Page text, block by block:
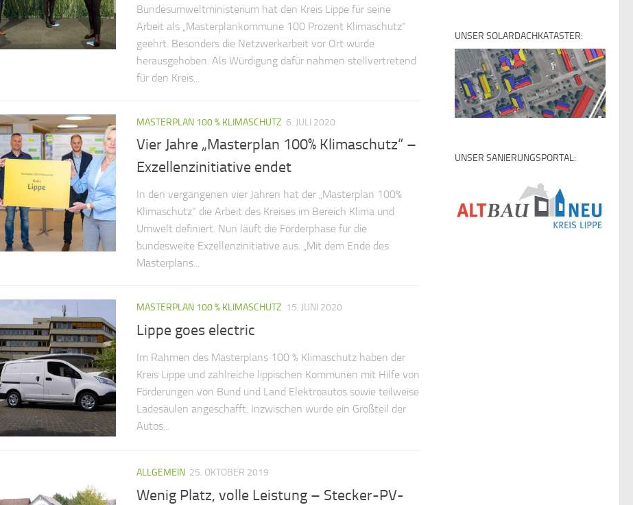
Bundesumweltministerium hat den Kreis Lippe für seine
Arbeit als „Masterplankommune 100 Prozent Klimaschutz“
geehrt. Besonders die Netzwerkarbeit vor Ort wurde
herausgehoben. Als Würdigung dafür nahmen stellvertretend
für den Kreis...
MASTERPLAN 100 % KLIMASCHUTZ 6. JULI 2020
Vier Jahre „Masterplan 100% Klimaschutz“ –
Exzellenzinitiative endet
In den vergangenen vier Jahren hat der „Masterplan 100%
Klimaschutz“ die Arbeit des Kreises im Bereich Klima und
Umwelt definiert. Nun läuft die Förderphase für die
bundesweite Exzellenzinitiative aus. „Mit dem Ende des
Masterplans...
MASTERPLAN 100 % KLIMASCHUTZ 15. JUNI 2020
Lippe goes electric
Im Rahmen des Masterplans 100 % Klimaschutz haben der
Kreis Lippe und zahlreiche lippischen Kommunen mit Hilfe von
Förderungen von Bund und Land Elektroautos sowie teilweise
Ladesäulen angeschafft. Inzwischen wurde ein Großteil der
Autos...
ALLGEMEIN 25. OKTOBER 2019
Wenig Platz, volle Leistung – Stecker-PV-
UNSER SOLARDACHKATASTER:
UNSER SANIERUNGSPORTAL: